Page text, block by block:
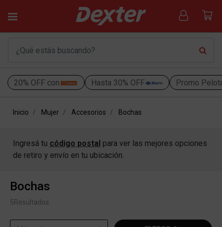
20% OFF con Hasta 30% OFF Promo
Inicio Mujer Accesorios Bochas
Ingresá tu código postal para ver las mejores opciones
de retiro y envío en tu ubicación.
Bochas
5Resultados